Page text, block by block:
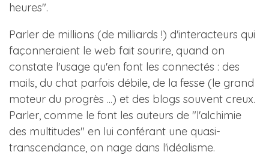
heures".
Parler de millions (de milliards !) d'interacteurs qui
façonneraient le web fait sourire, quand on
constate l'usage qu'en font les connectés : des
mails, du chat parfois débile, de la fesse (le grand
moteur du progrès ...) et des blogs souvent creux.
Parler, comme le font les auteurs de "l'alchimie
des multitudes" en lui conférant une quasi-
transcendance, on nage dans l'idéalisme.